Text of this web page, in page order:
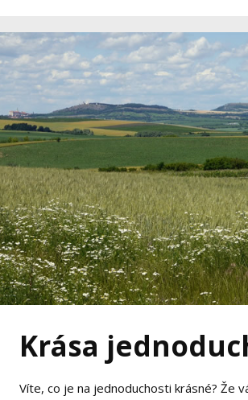
Krása
Víte, co je na jednoduchosti krásné? Že